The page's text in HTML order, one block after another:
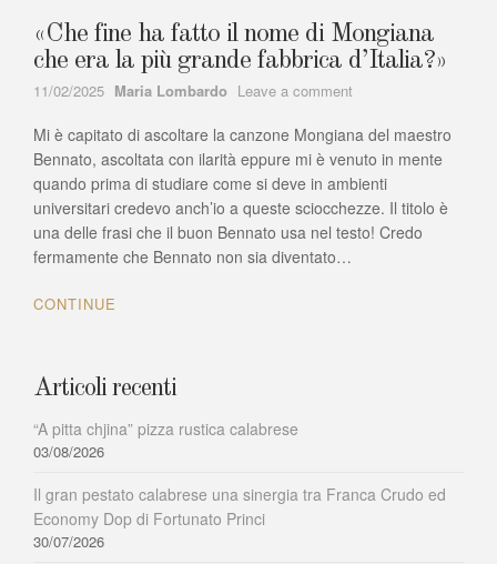
«Che fine ha fatto il nome di Mongiana
che era la più grande fabbrica d’Italia?»
11/02/2025 Author
Maria Lombardo Leave a comment
fine
ha
fatto
il
nome
di
Mi è capitato di ascoltare la canzone Mongiana del maestro
Bennato, ascoltata con ilarità eppure mi è venuto in mente
quando prima di studiare come si deve in ambienti
universitari credevo anch’io a queste sciocchezze. Il titolo è
una delle frasi che il buon Bennato usa nel testo! Credo
fermamente che Bennato non sia diventato…
CONTINUE
Articoli recenti
“A pitta chjina” pizza rustica calabrese
03/08/2026
Il gran pestato calabrese una sinergia tra Franca Crudo ed
Economy Dop di Fortunato Princi
30/07/2026